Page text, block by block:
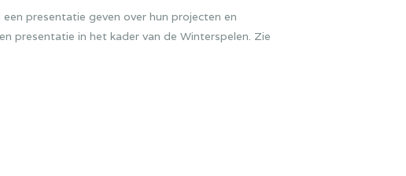
presentatie geven over hun projecten en
presentatie in het kader van de Winterspelen. Zie